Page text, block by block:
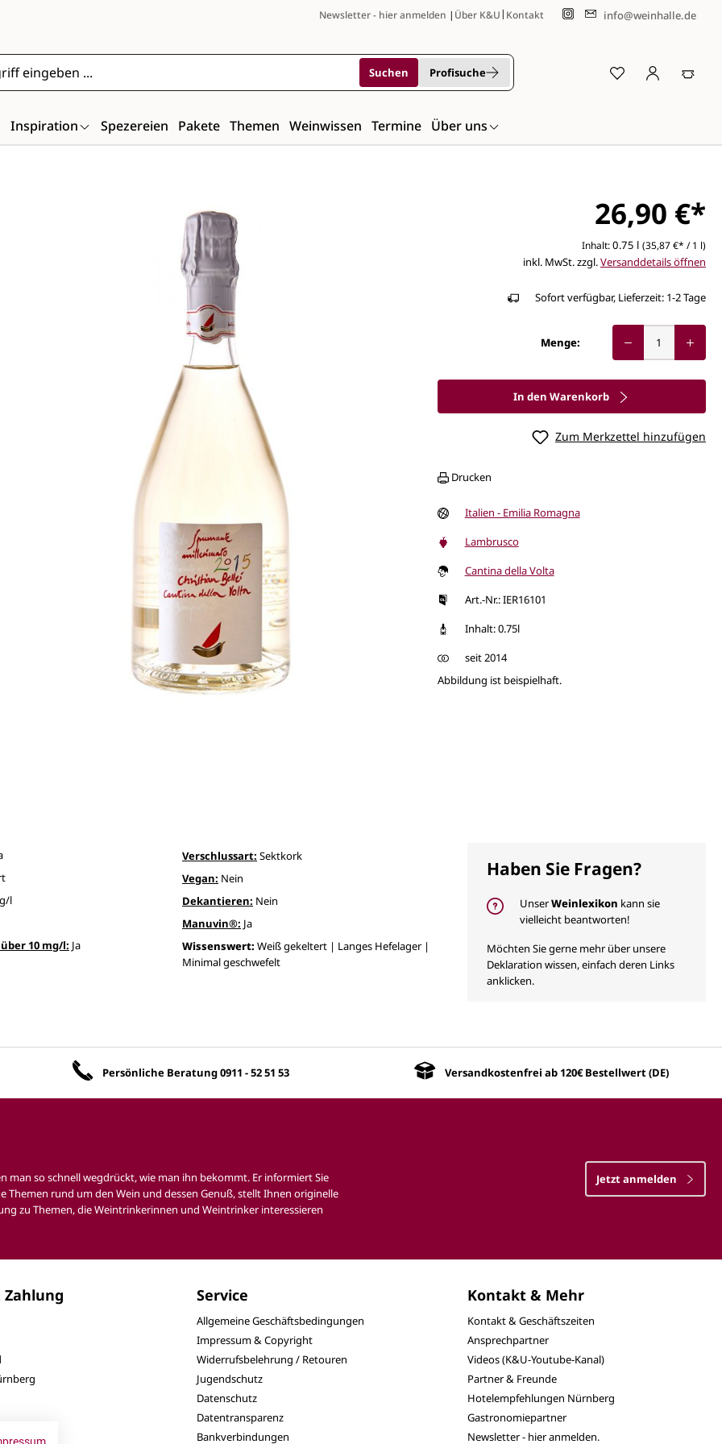
Newsletter - hier anmelden | Über K&U| Kontakt info@weinhalle.de
Suchen Profisuche
Inspiration Spezereien Pakete Themen Weinwissen Termine Über uns
26,90 €*
Inhalt:0.75 l (35,87 €* / 1 l)
inkl. MwSt. zzgl.Versanddetails öffnen
Sofort verfügbar, Lieferzeit: 1-2 Tage
Menge:
In den Warenkorb
Zum Merkzettel hinzufügen
Drucken
Italien - Emilia Romagna
Lambrusco
Cantina della Volta
Art.-Nr.: IER16101
Inhalt: 0.75l
seit 2014
Abbildung ist beispielhaft.
l
10 mg/l: Ja
Verschlussart: Sektkork
Vegan: Nein
Dekantieren: Nein
Manuvin®: Ja
Wissenswert: Weiß gekeltert | Langes Hefelager |
Minimal geschwefelt
Haben Sie Fragen?
UnserWeinlexikon kann sie
vielleicht beantworten!
Möchten Sie gerne mehr über unsere
Deklaration wissen, einfach deren Links
anklicken.
Unsere Vorteile
Persönliche Beratung0911 - 52 51 53 Versandkostenfrei ab 120€ Bestellwert (DE)
man so schnell wegdrückt, wie man ihn bekommt. Er informiert Sie
rund um den Wein und dessen Genuß, stellt Ihnen originelle
zu Themen, die Weintrinkerinnen und Weintrinker interessieren
Jetzt anmelden
Zahlung Service
Allgemeine Geschäftsbedingungen
Impressum & Copyright
Widerrufsbelehrung / Retouren
Jugendschutz
Datenschutz
Datentransparenz
Bankverbindungen
Kontakt & Mehr
Kontakt & Geschäftszeiten
Ansprechpartner
Videos (K&U-Youtube-Kanal)
Partner & Freunde
Hotelempfehlungen Nürnberg
Gastronomiepartner
Newsletter - hier anmelden.